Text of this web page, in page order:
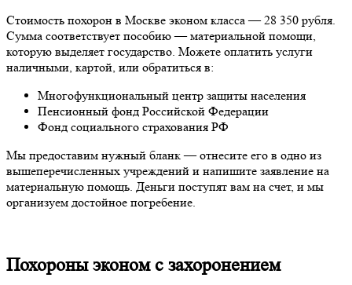
Стоимость похорон в Москве эконом класса — 28 350 рубля.
Сумма соответствует пособию — материальной помощи,
которую выделяет государство. Можете оплатить услуги
наличными, картой, или обратиться в:
Многофункциональный центр защиты населения
Пенсионный фонд Российской Федерации
Фонд социального страхования РФ
Мы предоставим нужный бланк — отнесите его в одно из
вышеперечисленных учреждений и напишите заявление на
материальную помощь. Деньги поступят вам на счет, и мы
организуем достойное погребение.
Похороны эконом с захоронением